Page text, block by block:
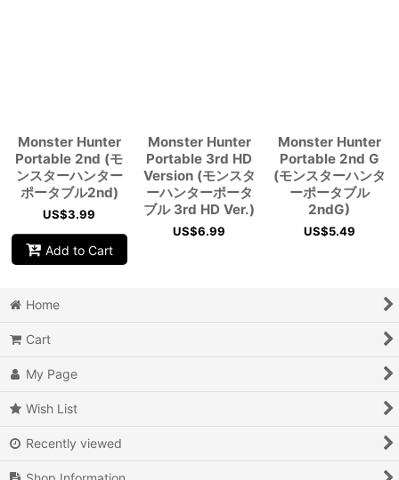
Monster Hunter
Portable 2nd (モ
ンスターハンター
ポータブル2nd)
US$3.99
Add to Cart
Monster Hunter
Portable 3rd HD
Version (モンスタ
ーハンターポータ
ブル 3rd HD Ver.)
US$6.99
Monster Hunter
Portable 2nd G
(モンスターハンタ
ーポータブル
2ndG)
US$5.49
Home
Cart
My Page
Wish List
Recently viewed